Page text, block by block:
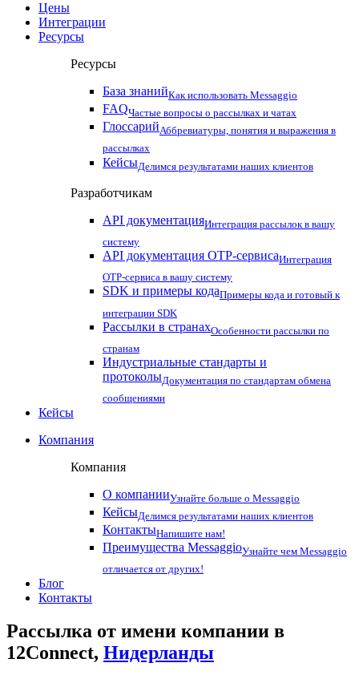
Цены
Интеграции
Ресурсы
Ресурсы
База знанийКак использовать Messaggio
FAQЧастые вопросы о рассылках и чатах
ГлоссарийАббревиатуры, понятия и выражения в
рассылках
КейсыДелимся результатами наших клиентов
Разработчикам
API документацияИнтеграция рассылок в вашу
систему
API документация OTP-сервисаИнтеграция
OTP-сервиса в вашу систему
SDK и примеры кодаПримеры кода и готовый к
интеграции SDK
Рассылки в странахОсобенности рассылки по
странам
Индустриальные стандарты и
протоколыДокументация по стандартам обмена
сообщениями
Кейсы
Компания
Компания
О компанииУзнайте больше о Messaggio
КейсыДелимся результатами наших клиентов
КонтактыНапишите нам!
Преимущества MessaggioУзнайте чем Messaggio
отличается от других!
Блог
Контакты
Рассылка от имени компании в
12Connect, Нидерланды